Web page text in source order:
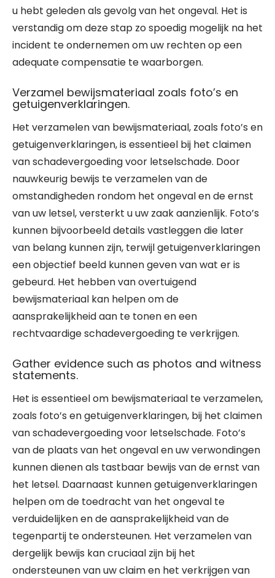
u hebt geleden als gevolg van het ongeval. Het is
verstandig om deze stap zo spoedig mogelijk na het
incident te ondernemen om uw rechten op een
adequate compensatie te waarborgen.
Verzamel bewijsmateriaal zoals foto’s en
getuigenverklaringen.
Het verzamelen van bewijsmateriaal, zoals foto’s en
getuigenverklaringen, is essentieel bij het claimen
van schadevergoeding voor letselschade. Door
nauwkeurig bewijs te verzamelen van de
omstandigheden rondom het ongeval en de ernst
van uw letsel, versterkt u uw zaak aanzienlijk. Foto’s
kunnen bijvoorbeeld details vastleggen die later
van belang kunnen zijn, terwijl getuigenverklaringen
een objectief beeld kunnen geven van wat er is
gebeurd. Het hebben van overtuigend
bewijsmateriaal kan helpen om de
aansprakelijkheid aan te tonen en een
rechtvaardige schadevergoeding te verkrijgen.
Gather evidence such as photos and witness
statements.
Het is essentieel om bewijsmateriaal te verzamelen,
zoals foto’s en getuigenverklaringen, bij het claimen
van schadevergoeding voor letselschade. Foto’s
van de plaats van het ongeval en uw verwondingen
kunnen dienen als tastbaar bewijs van de ernst van
het letsel. Daarnaast kunnen getuigenverklaringen
helpen om de toedracht van het ongeval te
verduidelijken en de aansprakelijkheid van de
tegenpartij te ondersteunen. Het verzamelen van
dergelijk bewijs kan cruciaal zijn bij het
ondersteunen van uw claim en het verkrijgen van